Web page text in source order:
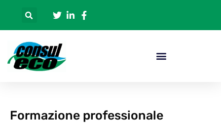
Formazione professionale